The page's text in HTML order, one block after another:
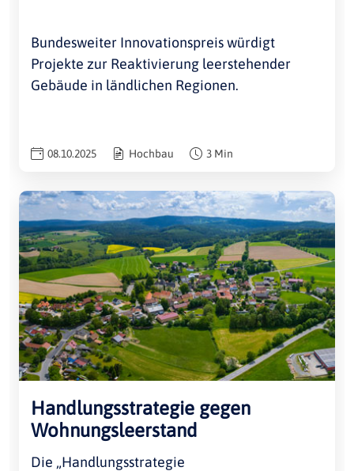
Bundesweiter Innovationspreis würdigt
Projekte zur Reaktivierung leerstehender
Gebäude in ländlichen Regionen.
08.10.2025 Hochbau 3 Min
Handlungsstrategie gegen
Wohnungsleerstand
Die „Handlungsstrategie